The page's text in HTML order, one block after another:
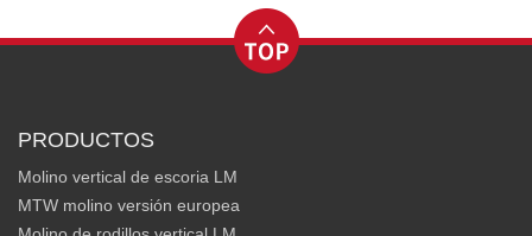
PRODUCTOS
Molino vertical de escoria LM
MTW molino versión europea